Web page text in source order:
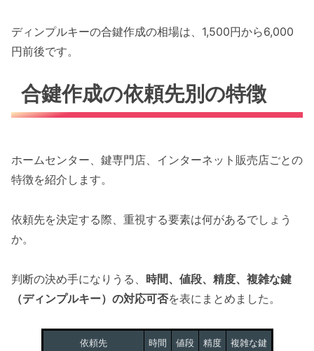
ディンプルキーの合鍵作成の相場は、1,500円から6,000
円前後です。
合鍵作成の依頼先別の特徴
ホームセンター、鍵専門店、インターネット販売店ごとの
特徴を紹介します。
依頼先を決定する際、重視する要素は何があるでしょう
か。
判断の決め手になりうる、 時間、値段、精度、複雑な鍵
（ディンプルキー）の対応可否を表にまとめました。
依頼先 時間 値段 精度 複雑な鍵